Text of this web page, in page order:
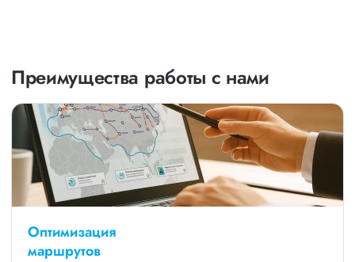
Преимущества работы с нами
Оптимизация
маршрутов